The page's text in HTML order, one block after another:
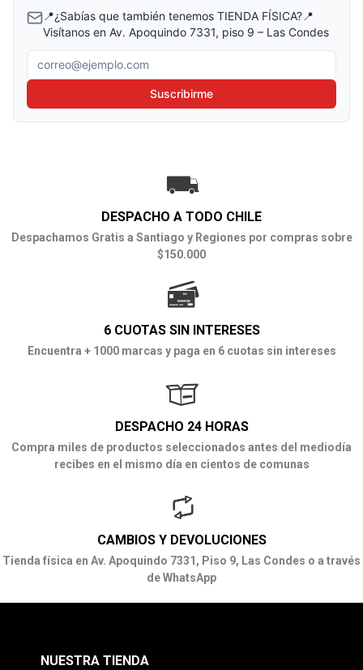
📍¿Sabías que también tenemos TIENDA FÍSICA?📍
Visítanos en Av. Apoquindo 7331, piso 9 – Las Condes
Correo electrónico
Suscribirme
DESPACHO A TODO CHILE
Despachamos Gratis a Santiago y Regiones por compras sobre
$150.000
6 CUOTAS SIN INTERESES
Encuentra + 1000 marcas y paga en 6 cuotas sin intereses
DESPACHO 24 HORAS
Compra miles de productos seleccionados antes del mediodía
recibes en el mismo día en cientos de comunas
CAMBIOS Y DEVOLUCIONES
Tienda física en Av. Apoquindo 7331, Piso 9, Las Condes o a través
de WhatsApp
NUESTRA TIENDA